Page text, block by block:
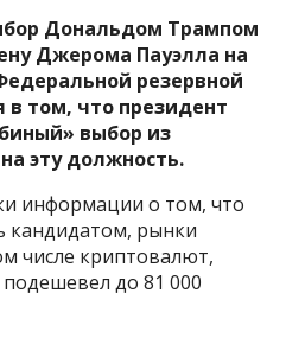
Дональдом Трампом
Джерома Пауэлла на
резервной
в том, что президент
выбор из
эту должность.
информации о том, что
кандидатом, рынки
числе криптовалют,
до 81 000